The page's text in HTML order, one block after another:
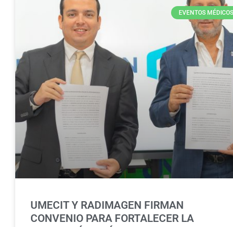
EVENTOS MÉDICOS
UMECIT Y RADIMAGEN FIRMAN
CONVENIO PARA FORTALECER LA